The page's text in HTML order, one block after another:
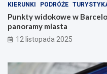
KIERUNKI PODRÓŻE
Punkty widokowe w
panoramy miasta
12 listopada 2025